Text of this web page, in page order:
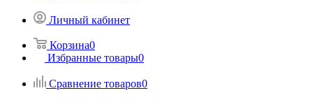
Личный кабинет
Корзина0
Избранные товары0
Сравнение товаров0